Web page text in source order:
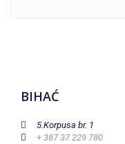
BIHAĆ
5.Korpusa br. 1
+ 387 37 229 780